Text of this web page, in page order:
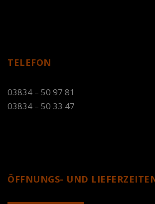
TELEFON
03834 – 50 97 81
03834 – 50 33 47
ÖFFNUNGS- UND